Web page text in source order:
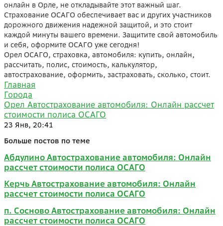
онлайн в Орле, не откладывайте этот важный шаг.
Страхование ОСАГО обеспечивает вас и других участников
дорожного движения надежной защитой, и это стоит
каждой минуты вашего времени. Защитите свой автомобиль
и себя, оформите ОСАГО уже сегодня!
Орел ОСАГО, страховка, автомобиля: купить, онлайн,
рассчитать, полис, стоимость, калькулятор,
автострахование, оформить, застраховать, сколько, стоит.
Главная
Города
Орел Автострахование автомобиля: Онлайн рассчет
стоимости полиса ОСАГО
23 Янв, 20:41
Больше постов по теме
Абдулино Автострахование автомобиля: Онлайн
рассчет стоимости полиса ОСАГО
Керчь Автострахование автомобиля: Онлайн
рассчет стоимости полиса ОСАГО
п. Сосново Автострахование автомобиля: Онлайн
рассчет стоимости полиса ОСАГО